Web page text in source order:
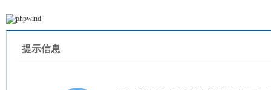
提示信息